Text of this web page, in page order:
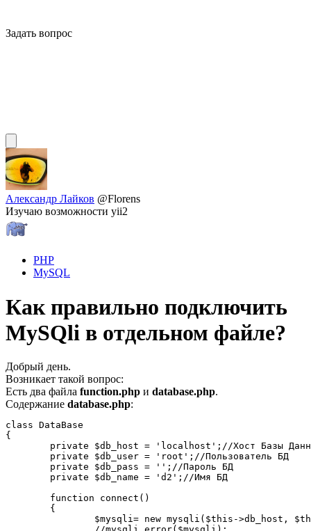
Задать вопрос
Александр Лайков @Florens
Изучаю возможности yii2
PHP
MySQL
Как правильно подключить
MySQli в отдельном файле?
Добрый день.
Возникает такой вопрос:
Есть два файла function.php и database.php.
Содержание database.php:
class DataBase
{